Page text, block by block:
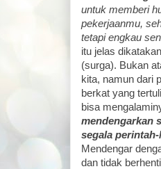
untuk memberi
pekerjaanmu,
tetapi engkau
itu jelas
(surga). Bukan
kita, namun dari
berkat yang
bisa
mendengarkan
segala perintah-
Mendengar
dan tidak